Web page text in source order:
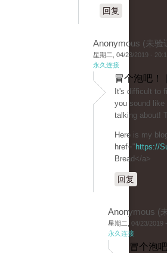
回复
Anonymous (未验
星期二, 04/23/2019 -
永久连接
冒个泡吧！
It's difficult to
you sound like
talking about!
Here is my
href=" https://
Bread</a>
回复
Anonymous (
星期二, 04/23/2019
永久连接
冒个泡